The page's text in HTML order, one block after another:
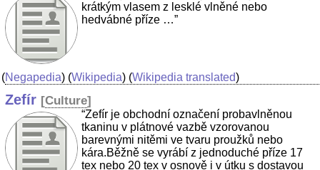
krátkým vlasem z lesklé vlněné nebo
hedvábné příze …”
(Negapedia) (Wikipedia) (Wikipedia translated)
Zefír [Culture]
“Zefír je obchodní označení probavlněnou
tkaninu v plátnové vazbě vzorovanou
barevnými nitěmi ve tvaru proužků nebo
kára.Běžně se vyrábí z jednoduché příze 17
tex nebo 20 tex v osnově i v útku s dostavou